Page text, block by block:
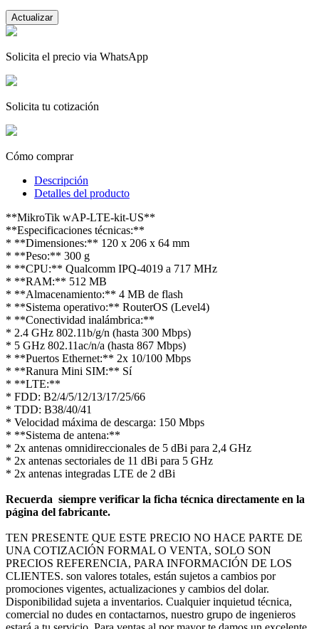
Solicita el precio via WhatsApp
Solicita tu cotización
Cómo comprar
Descripción
Detalles del producto
**MikroTik wAP-LTE-kit-US**
**Especificaciones técnicas:**
* **Dimensiones:** 120 x 206 x 64 mm
* **Peso:** 300 g
* **CPU:** Qualcomm IPQ-4019 a 717 MHz
* **RAM:** 512 MB
* **Almacenamiento:** 4 MB de flash
* **Sistema operativo:** RouterOS (Level4)
* **Conectividad inalámbrica:**
* 2.4 GHz 802.11b/g/n (hasta 300 Mbps)
* 5 GHz 802.11ac/n/a (hasta 867 Mbps)
* **Puertos Ethernet:** 2x 10/100 Mbps
* **Ranura Mini SIM:** Sí
* **LTE:**
* FDD: B2/4/5/12/13/17/25/66
* TDD: B38/40/41
* Velocidad máxima de descarga: 150 Mbps
* **Sistema de antena:**
* 2x antenas omnidireccionales de 5 dBi para 2,4 GHz
* 2x antenas sectoriales de 11 dBi para 5 GHz
* 2x antenas integradas LTE de 2 dBi
Recuerda siempre verificar la ficha técnica directamente en la
página del fabricante.
TEN PRESENTE QUE ESTE PRECIO NO HACE PARTE DE
UNA COTIZACIÓN FORMAL O VENTA, SOLO SON
PRECIOS REFERENCIA, PARA INFORMACIÓN DE LOS
CLIENTES. son valores totales, están sujetos a cambios por
promociones vigentes, actualizaciones y cambios del dolar.
Disponibilidad sujeta a inventarios. Cualquier inquietud técnica,
comercial no dudes en contactarnos, nuestro grupo de ingenieros